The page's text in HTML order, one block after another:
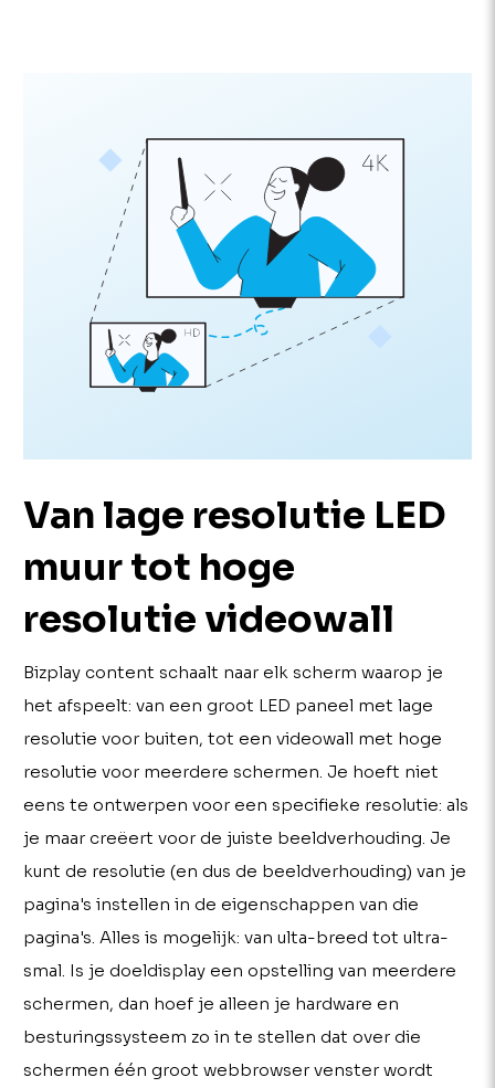
Van lage resolutie LED
muur tot hoge
resolutie videowall
Bizplay content schaalt naar elk scherm waarop je
het afspeelt: van een groot LED paneel met lage
resolutie voor buiten, tot een videowall met hoge
resolutie voor meerdere schermen. Je hoeft niet
eens te ontwerpen voor een specifieke resolutie: als
je maar creëert voor de juiste beeldverhouding. Je
kunt de resolutie (en dus de beeldverhouding) van je
pagina's instellen in de eigenschappen van die
pagina's. Alles is mogelijk: van ulta-breed tot ultra-
smal. Is je doeldisplay een opstelling van meerdere
schermen, dan hoef je alleen je hardware en
besturingssysteem zo in te stellen dat over die
schermen één groot webbrowser venster wordt